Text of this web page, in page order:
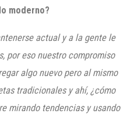
moderno?
actual y a la gente le
por eso nuestro compromiso
algo nuevo pero al mismo
tradicionales y ahí, ¿cómo
mirando tendencias y usando